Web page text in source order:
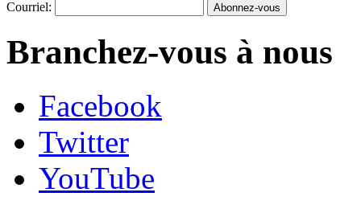
Courriel:
Branchez-vous à nous
Facebook
Twitter
YouTube